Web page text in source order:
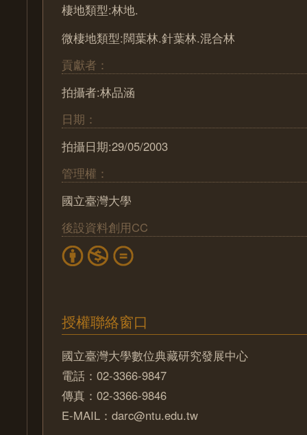
棲地類型:林地.
微棲地類型:闊葉林.針葉林.混合林
貢獻者：
拍攝者:林品涵
日期：
拍攝日期:29/05/2003
管理權：
國立臺灣大學
後設資料創用CC
授權聯絡窗口
國立臺灣大學數位典藏研究發展中心
電話：02-3366-9847
傳真：02-3366-9846
E-MAIL：darc@ntu.edu.tw